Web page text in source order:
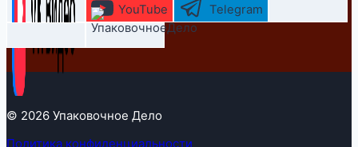
YouTube Telegram
© 2026 Упаковочное Дело
Политика конфиденциальности